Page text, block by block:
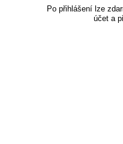
Po přihlášení lze
účet a